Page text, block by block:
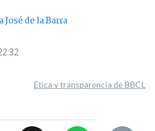
José de la Barra
Ética y transparencia de BBCL